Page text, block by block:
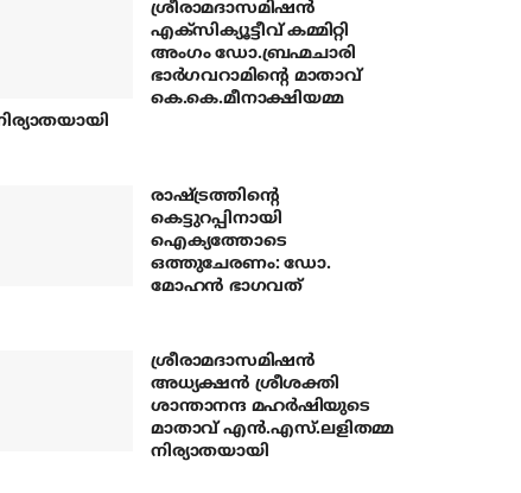
ശ്രീരാമദാസമിഷന്‍
എക്‌സിക്യൂട്ടീവ് കമ്മിറ്റി
അംഗം ഡോ.ബ്രഹ്മചാരി
ഭാര്‍ഗവറാമിന്റെ മാതാവ്
കെ.കെ.മീനാക്ഷിയമ്മ
രാഷ്ട്രത്തിന്റെ
കെട്ടുറപ്പിനായി
ഐക്യത്തോടെ
ഒത്തുചേരണം: ഡോ.
മോഹന്‍ ഭാഗവത്
ശ്രീരാമദാസമിഷന്‍
അധ്യക്ഷന്‍ ശ്രീശക്തി
ശാന്താനന്ദ മഹര്‍ഷിയുടെ
മാതാവ് എന്‍.എസ്.ലളിതമ്മ
നിര്യാതയായി